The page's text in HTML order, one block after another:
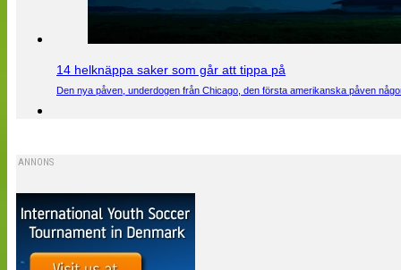
14 helknäppa saker som går att tippa på
Den nya påven, underdogen från Chicago, den första amerikanska påven
ANNONS